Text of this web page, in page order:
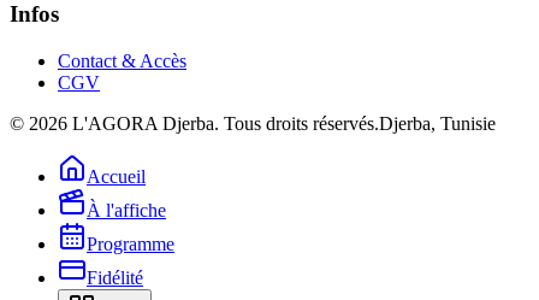
Infos
Contact & Accès
CGV
© 2026 L'AGORA Djerba. Tous droits réservés.Djerba, Tunisie
Accueil
À l'affiche
Programme
Fidélité